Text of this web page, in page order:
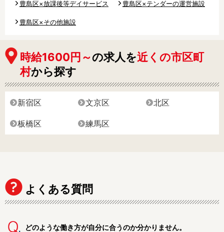
豊島区×放課後等デイサービス 豊島区×テンダーの運営施設
豊島区×その他施設
時給1600円～の求人を近くの市区町
村から探す
新宿区 文京区 北区
板橋区 練馬区
よくある質問
どのような働き方が自分に合うのか分かりません。